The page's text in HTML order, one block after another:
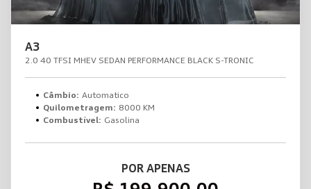
A3
2.0 40 TFSI MHEV SEDAN PERFORMANCE BLACK S-TRONIC
Câmbio: Automatico
Quilometragem: 8000 KM
Combustível: Gasolina
POR APENAS